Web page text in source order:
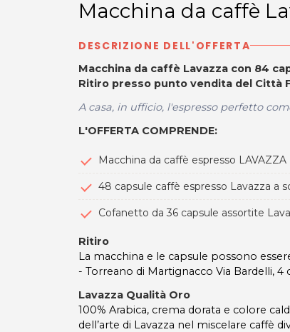
Macchina da caffè
DESCRIZIONE DELL'OFFERTA
Macchina da caffè Lavazza con 84
Ritiro presso punto vendita del Città
A casa, in ufficio, l'espresso perfetto
L'OFFERTA COMPRENDE:
Macchina da caffè espresso
48 capsule caffè espresso Lavazza a
Cofanetto da 36 capsule assortite
Ritiro
La macchina e le capsule possono
- Torreano di Martignacco Via Bardelli,
Lavazza Qualità Oro
100% Arabica, crema dorata e colore
dell’arte di Lavazza nel miscelare caffè